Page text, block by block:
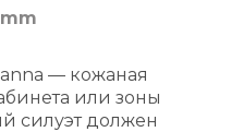
— кожаная
или зоны
силуэт должен